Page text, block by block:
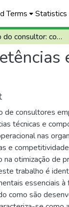
Terms Statistics
Formação do consultor: competências essenciais para a eficiência operacional
de consultores
técnicas e
nas
e
na otimização de
trabalho é
essenciais
como são